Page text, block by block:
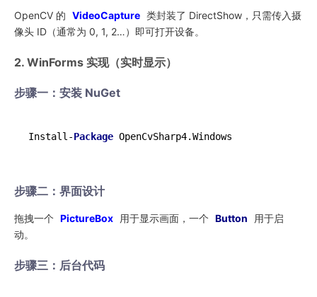
OpenCV 的 VideoCapture 类封装了 DirectShow，只需传入摄
像头 ID（通常为 0, 1, 2…）即可打开设备。
2. WinForms 实现（实时显示）
步骤一：安装 NuGet
Install-Package OpenCvSharp4.Windows
步骤二：界面设计
拖拽一个 PictureBox 用于显示画面，一个 Button
用于启
动。
步骤三：后台代码